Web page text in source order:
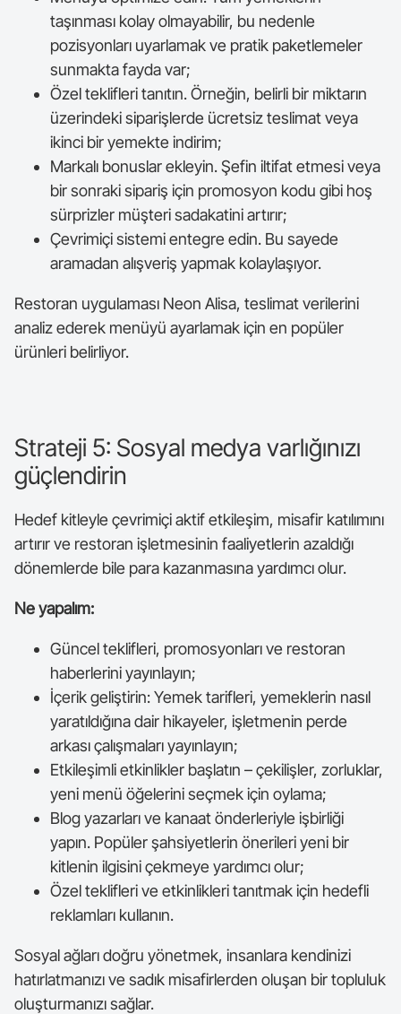
taşınması kolay olmayabilir, bu nedenle
pozisyonları uyarlamak ve pratik paketlemeler
sunmakta fayda var;
Özel teklifleri tanıtın. Örneğin, belirli bir miktarın
üzerindeki siparişlerde ücretsiz teslimat veya
ikinci bir yemekte indirim;
Markalı bonuslar ekleyin. Şefin iltifat etmesi veya
bir sonraki sipariş için promosyon kodu gibi hoş
sürprizler müşteri sadakatini artırır;
Çevrimiçi sistemi entegre edin. Bu sayede
aramadan alışveriş yapmak kolaylaşıyor.
Restoran uygulaması Neon Alisa, teslimat verilerini
analiz ederek menüyü ayarlamak için en popüler
ürünleri belirliyor.
Strateji 5: Sosyal medya varlığınızı
güçlendirin
Hedef kitleyle çevrimiçi aktif etkileşim, misafir katılımını
artırır ve restoran işletmesinin faaliyetlerin azaldığı
dönemlerde bile para kazanmasına yardımcı olur.
Ne yapalım:
Güncel teklifleri, promosyonları ve restoran
haberlerini yayınlayın;
İçerik geliştirin: Yemek tarifleri, yemeklerin nasıl
yaratıldığına dair hikayeler, işletmenin perde
arkası çalışmaları yayınlayın;
Etkileşimli etkinlikler başlatın – çekilişler, zorluklar,
yeni menü öğelerini seçmek için oylama;
Blog yazarları ve kanaat önderleriyle işbirliği
yapın. Popüler şahsiyetlerin önerileri yeni bir
kitlenin ilgisini çekmeye yardımcı olur;
Özel teklifleri ve etkinlikleri tanıtmak için hedefli
reklamları kullanın.
Sosyal ağları doğru yönetmek, insanlara kendinizi
hatırlatmanızı ve sadık misafirlerden oluşan bir topluluk
oluşturmanızı sağlar.